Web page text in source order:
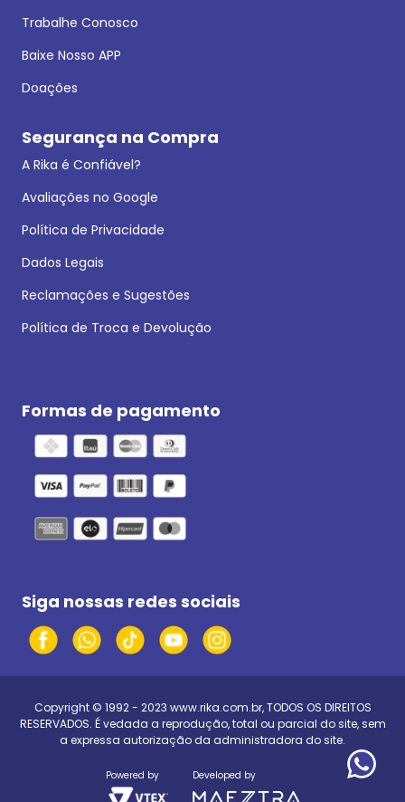
Trabalhe Conosco
Baixe Nosso APP
Doações
Segurança na Compra
A Rika é Confiável?
Avaliações no Google
Política de Privacidade
Dados Legais
Reclamações e Sugestões
Política de Troca e Devolução
Formas de pagamento
Siga nossas redes sociais
Copyright © 1992 - 2023 www.rika.com.br, TODOS OS DIREITOS
RESERVADOS. É vedada a reprodução, total ou parcial do site, sem
a expressa autorização da administradora do site.
Powered by Developed by